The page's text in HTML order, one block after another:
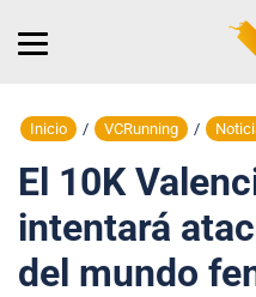
Inicio / VCRunning /
El 10K
intentará
del mundo